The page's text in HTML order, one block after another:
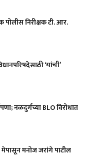
पोलीस निरीक्षक टी. आर.
‘यांची’
नळदुर्गच्या BLO विरोधात
मेपासून मनोज जरांगे पाटील